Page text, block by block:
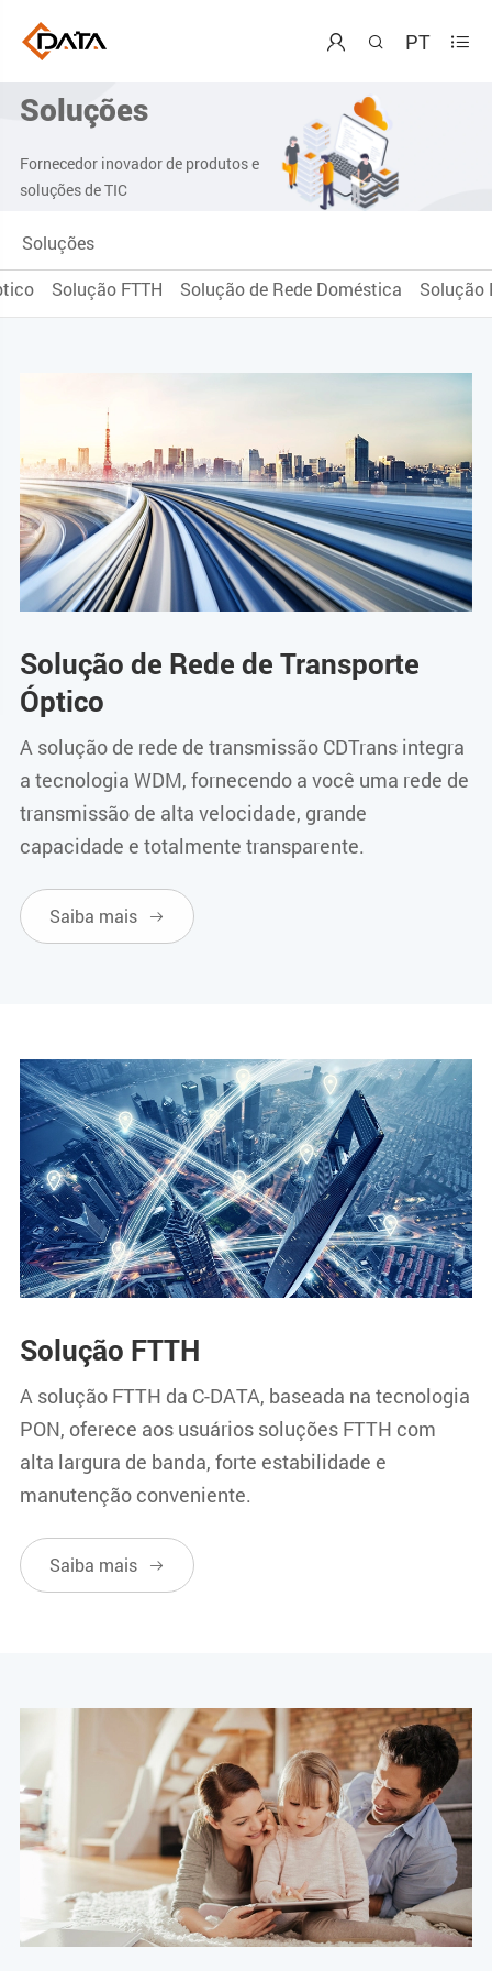
  PT 
Soluções
Fornecedor inovador de produtos e
soluções de TIC
Soluções
Solução FTTH Solução de Rede Doméstica Solução
Solução de Rede de Transporte
Óptico
A solução de rede de transmissão CDTrans integra
a tecnologia WDM, fornecendo a você uma rede de
transmissão de alta velocidade, grande
capacidade e totalmente transparente.
Saiba mais 
Solução FTTH
A solução FTTH da C-DATA, baseada na tecnologia
PON, oferece aos usuários soluções FTTH com
alta largura de banda, forte estabilidade e
manutenção conveniente.
Saiba mais 